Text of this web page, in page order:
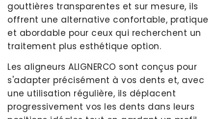
gouttières transparentes et sur mesure, ils
offrent une alternative confortable, pratique
et abordable pour ceux qui recherchent un
traitement plus esthétique option.
Les aligneurs ALIGNERCO sont conçus pour
s'adapter précisément à vos dents et, avec
une utilisation régulière, ils déplacent
progressivement vos les dents dans leurs